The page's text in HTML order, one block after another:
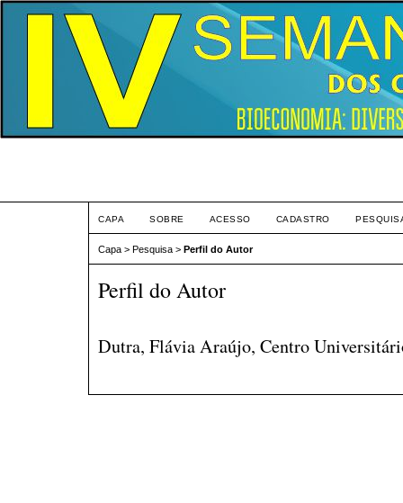
CAPA SOBRE ACESSO CADASTRO
Capa > Pesquisa > Perfil do Autor
Perfil do Autor
Dutra, Flávia Araújo, Centro